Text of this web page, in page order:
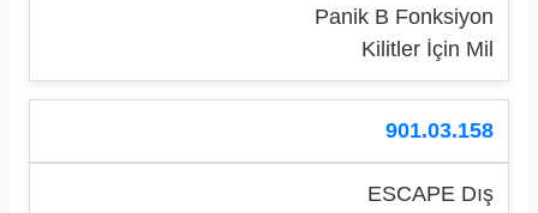
Panik B Fonksiyon
Kilitler İçin Mil
901.03.158
ESCAPE Dış